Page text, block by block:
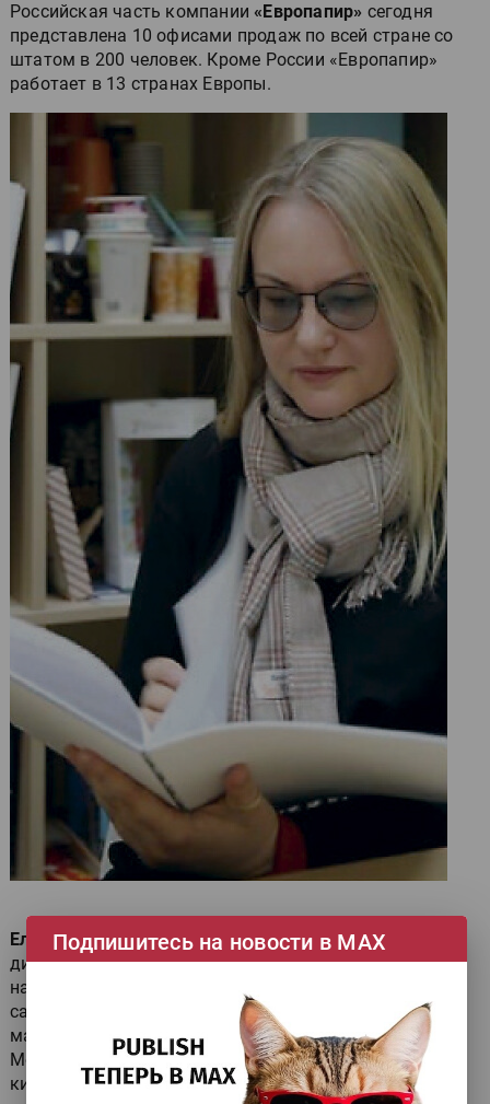
Российская часть компании «Европапир» сегодня
представлена 10 офисами продаж по всей стране со
штатом в 200 человек. Кроме России «Европапир»
работает в 13 странах Европы.
Елена Родионова, менеджер по развитию
дизайнерских и специальных бумаг, рассказала о
направлении, которое сильнее всего пострадало от
санкций. На рынке осталось несколько европейских
марок дизайнерских бумаг (Munken, NAUTILUS
от
Mondi), но в основном эта ниша теперь заполнена
китайскими материалами.
Подпишитесь на новости в МАХ